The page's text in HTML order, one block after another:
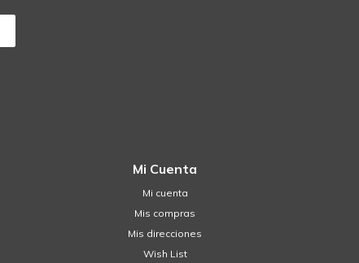
Mi Cuenta
Mi cuenta
Mis compras
Mis direcciones
Wish List